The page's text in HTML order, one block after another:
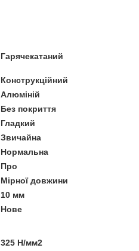
Гарячекатаний
Конструкційний
Алюміній
Без покриття
Гладкий
Звичайна
Нормальна
Про
Мірної довжини
10 мм
Нове
325 Н/мм2